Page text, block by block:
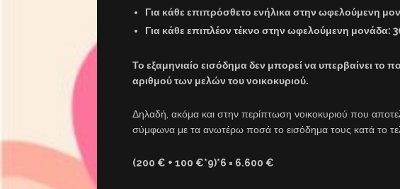
Για κάθε επιπρόσθετο ενήλικα στην ωφελούμενη
Για κάθε επιπλέον τέκνο στην ωφελούμενη μονάδα:
Το εξαμηνιαίο εισόδημα δεν μπορεί να υπερβαίνει το
αριθμού των μελών του νοικοκυριού.
Δηλαδή, ακόμα και στην περίπτωση νοικοκυριού που
σύμφωνα με τα ανωτέρω ποσά το εισόδημα τους κατά το
(200 € + 100 €*9)*6 = 6.600 €